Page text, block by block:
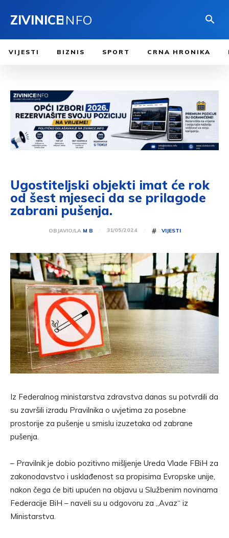
ZIVINICEINFO
VIJESTI BIZNIS SPORT CRNA HRONIKA
Ugostiteljski objekti imat će rok
od šest mjeseci da se prilagode
zabrani pušenja.
OBJAVIO/LA M B 31/05/2024 # VIJESTI
Iz Federalnog ministarstva zdravstva danas su potvrdili da
su završili izradu Pravilnika o uvjetima za posebne
prostorije za pušenje u smislu izuzetaka od zabrane
pušenja.
– Pravilnik je dobio pozitivno mišljenje Ureda Vlade FBiH za
zakonodavstvo i usklađenost sa propisima Evropske unije,
nakon čega će biti upućen na objavu u Službenim novinama
Federacije BiH – naveli su u odgovoru za „Avaz“ iz
Ministarstva.